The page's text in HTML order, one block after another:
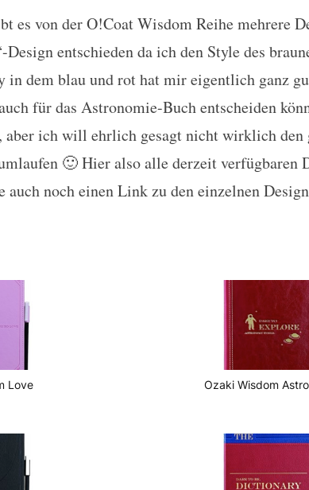
es von der O!Coat Wisdom Reihe mehrere
entschieden da ich den Style des
in dem blau und rot hat mir eigentlich ganz
für das Astronomie-Buch entscheiden
aber ich will ehrlich gesagt nicht wirklich den
🙂 Hier also alle derzeit verfügbaren
noch einen Link zu den einzelnen
Love Ozaki Wisdom